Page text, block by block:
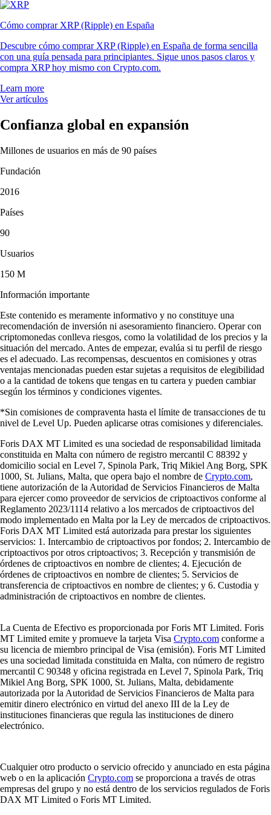
Cómo comprar XRP (Ripple) en España
Descubre cómo comprar XRP (Ripple) en España de forma sencilla
con una guía pensada para principiantes. Sigue unos pasos claros y
compra XRP hoy mismo con Crypto.com.
Learn more
Ver artículos
Confianza global en expansión
Millones de usuarios en más de 90 países
Fundación
2016
Países
90
Usuarios
150 M
Información importante
Este contenido es meramente informativo y no constituye una
recomendación de inversión ni asesoramiento financiero. Operar con
criptomonedas conlleva riesgos, como la volatilidad de los precios y la
situación del mercado. Antes de empezar, evalúa si tu perfil de riesgo
es el adecuado. Las recompensas, descuentos en comisiones y otras
ventajas mencionadas pueden estar sujetas a requisitos de elegibilidad
o a la cantidad de tokens que tengas en tu cartera y pueden cambiar
según los términos y condiciones vigentes.
*Sin comisiones de compraventa hasta el límite de transacciones de tu
nivel de Level Up. Pueden aplicarse otras comisiones y diferenciales.
Foris DAX MT Limited es una sociedad de responsabilidad limitada
constituida en Malta con número de registro mercantil C 88392 y
domicilio social en Level 7, Spinola Park, Triq Mikiel Ang Borg, SPK
1000, St. Julians, Malta, que opera bajo el nombre de Crypto.com,
tiene autorización de la Autoridad de Servicios Financieros de Malta
para ejercer como proveedor de servicios de criptoactivos conforme al
Reglamento 2023/1114 relativo a los mercados de criptoactivos del
modo implementado en Malta por la Ley de mercados de criptoactivos.
Foris DAX MT Limited está autorizada para prestar los siguientes
servicios: 1. Intercambio de criptoactivos por fondos; 2. Intercambio de
criptoactivos por otros criptoactivos; 3. Recepción y transmisión de
órdenes de criptoactivos en nombre de clientes; 4. Ejecución de
órdenes de criptoactivos en nombre de clientes; 5. Servicios de
transferencia de criptoactivos en nombre de clientes; y 6. Custodia y
administración de criptoactivos en nombre de clientes.
La Cuenta de Efectivo es proporcionada por Foris MT Limited. Foris
MT Limited emite y promueve la tarjeta Visa Crypto.com conforme a
su licencia de miembro principal de Visa (emisión). Foris MT Limited
es una sociedad limitada constituida en Malta, con número de registro
mercantil C 90348 y oficina registrada en Level 7, Spinola Park, Triq
Mikiel Ang Borg, SPK 1000, St. Julians, Malta, debidamente
autorizada por la Autoridad de Servicios Financieros de Malta para
emitir dinero electrónico en virtud del anexo III de la Ley de
instituciones financieras que regula las instituciones de dinero
electrónico.
Cualquier otro producto o servicio ofrecido y anunciado en esta página
web o en la aplicación Crypto.com se proporciona a través de otras
empresas del grupo y no está dentro de los servicios regulados de Foris
DAX MT Limited o Foris MT Limited.